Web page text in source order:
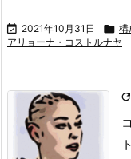
 2021年10月31日  構
アリョーナ・コストルナヤ
